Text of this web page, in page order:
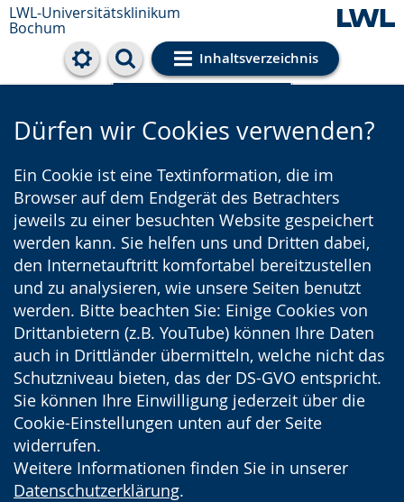
LWL-Universitätsklinikum
Bochum
Inhaltsverzeichnis
Cookie-Einstellungen
Dürfen wir Cookies verwenden?
Ein Cookie ist eine Textinformation, die im
Browser auf dem Endgerät des Betrachters
jeweils zu einer besuchten Website gespeichert
werden kann. Sie helfen uns und Dritten dabei,
den Internetauftritt komfortabel bereitzustellen
und zu analysieren, wie unsere Seiten benutzt
werden. Bitte beachten Sie: Einige Cookies von
Drittanbietern (z.B. YouTube) können Ihre Daten
auch in Drittländer übermitteln, welche nicht das
Schutzniveau bieten, das der DS-GVO entspricht.
Sie können Ihre Einwilligung jederzeit über die
Cookie-Einstellungen unten auf der Seite
widerrufen.
Weitere Informationen finden Sie in unserer
Datenschutzerklärung.